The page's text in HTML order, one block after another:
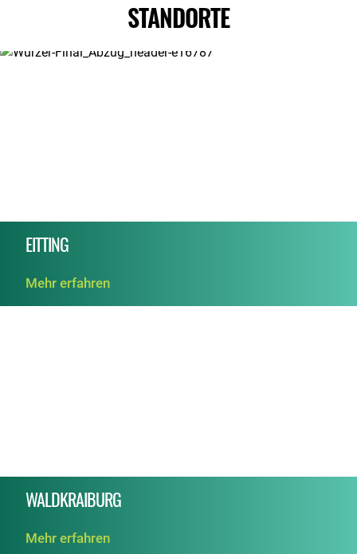
STANDORTE
EITTING
Mehr erfahren
WALDKRAIBURG
Mehr erfahren